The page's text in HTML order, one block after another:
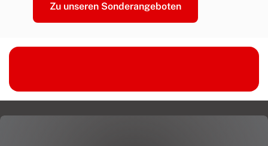
Zu unseren Sonderangeboten